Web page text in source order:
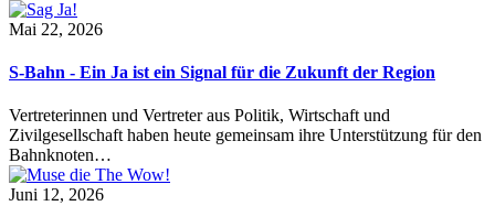
Mai 22, 2026
S-Bahn - Ein Ja ist ein Signal für die Zukunft der Region
Vertreterinnen und Vertreter aus Politik, Wirtschaft und
Zivilgesellschaft haben heute gemeinsam ihre Unterstützung für den
Bahnknoten…
Juni 12, 2026